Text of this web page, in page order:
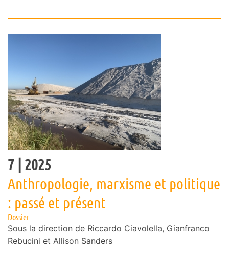
7 | 2025
Anthropologie, marxisme et politique
: passé et présent
Dossier
Sous la direction de Riccardo Ciavolella, Gianfranco
Rebucini et Allison Sanders